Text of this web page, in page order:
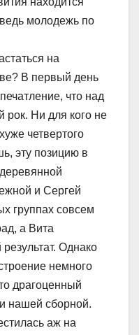
молодежь по
на
В первый день
что над
рок. Ни для кого не
четвертого
эту позицию в
и Сергей
группах совсем
а Вита
Однако
немного
драгоценный
нашей сборной.
аж на